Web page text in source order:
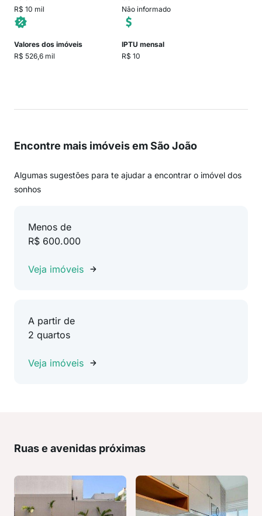
R$ 10 mil
Não informado
Valores dos imóveis
R$ 526,6 mil
IPTU mensal
R$ 10
Encontre mais imóveis em São João
Algumas sugestões para te ajudar a encontrar o imóvel dos
sonhos
Menos de
R$ 600.000
Veja imóveis
A partir de
2 quartos
Veja imóveis
Ruas e avenidas próximas